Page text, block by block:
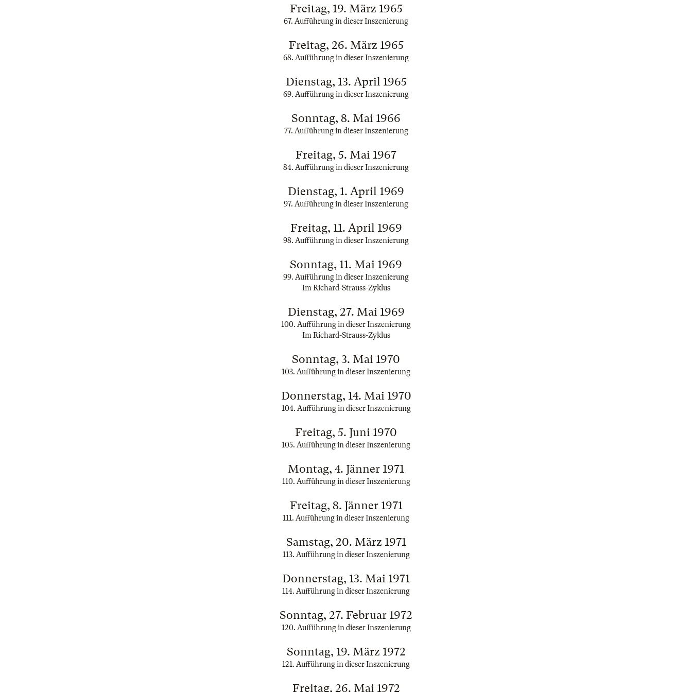
Freitag, 19. März 1965
67. Aufführung in dieser Inszenierung
Freitag, 26. März 1965
68. Aufführung in dieser Inszenierung
Dienstag, 13. April 1965
69. Aufführung in dieser Inszenierung
Sonntag, 8. Mai 1966
77. Aufführung in dieser Inszenierung
Freitag, 5. Mai 1967
84. Aufführung in dieser Inszenierung
Dienstag, 1. April 1969
97. Aufführung in dieser Inszenierung
Freitag, 11. April 1969
98. Aufführung in dieser Inszenierung
Sonntag, 11. Mai 1969
99. Aufführung in dieser Inszenierung
Im Richard-Strauss-Zyklus
Dienstag, 27. Mai 1969
100. Aufführung in dieser Inszenierung
Im Richard-Strauss-Zyklus
Sonntag, 3. Mai 1970
103. Aufführung in dieser Inszenierung
Donnerstag, 14. Mai 1970
104. Aufführung in dieser Inszenierung
Freitag, 5. Juni 1970
105. Aufführung in dieser Inszenierung
Montag, 4. Jänner 1971
110. Aufführung in dieser Inszenierung
Freitag, 8. Jänner 1971
111. Aufführung in dieser Inszenierung
Samstag, 20. März 1971
113. Aufführung in dieser Inszenierung
Donnerstag, 13. Mai 1971
114. Aufführung in dieser Inszenierung
Sonntag, 27. Februar 1972
120. Aufführung in dieser Inszenierung
Sonntag, 19. März 1972
121. Aufführung in dieser Inszenierung
Freitag, 26. Mai 1972